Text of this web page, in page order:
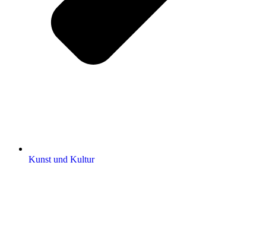
Kunst und Kultur